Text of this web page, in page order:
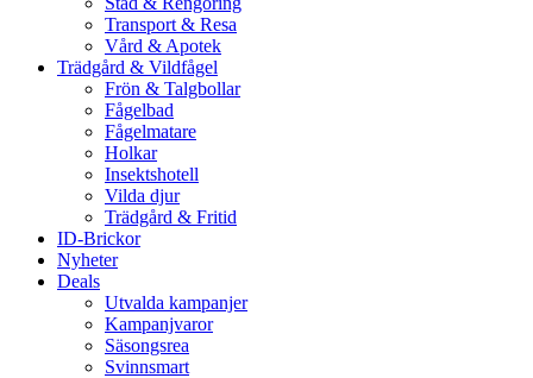
Transport & Resa
Vård & Apotek
Trädgård & Vildfågel
Frön & Talgbollar
Fågelbad
Fågelmatare
Holkar
Insektshotell
Vilda djur
Trädgård & Fritid
ID-Brickor
Nyheter
Deals
Utvalda kampanjer
Kampanjvaror
Säsongsrea
Svinnsmart